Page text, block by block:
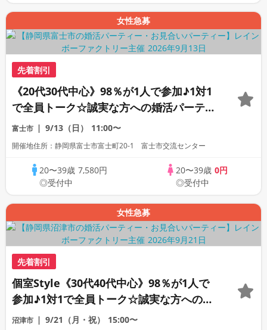
女性急募
先着割引
《20代30代中心》98％が1人で参加♪1対1
で全員トーク☆誠実な方への婚活パーティ
ー
富士市 9/13（日） 11:00〜
開催地住所：静岡県富士市富士町20-1 富士市交流センター
20〜39歳 7,580円
◎受付中
20〜39歳 0円
◎受付中
女性急募
先着割引
個室Style《30代40代中心》98％が1人で
参加♪1対1で全員トーク☆誠実な方への婚
活パーティー
沼津市 9/21（月・祝） 15:00〜